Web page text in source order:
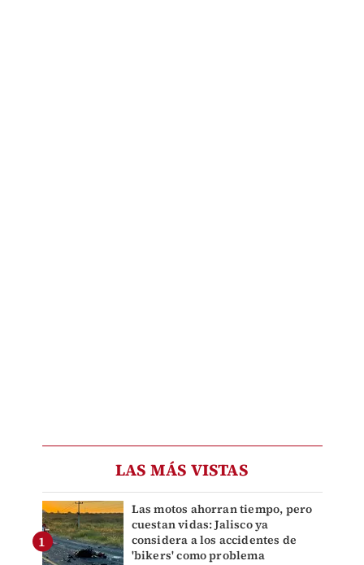
LAS MÁS VISTAS
Las motos ahorran tiempo, pero
cuestan vidas: Jalisco ya
considera a los accidentes de
'bikers' como problema